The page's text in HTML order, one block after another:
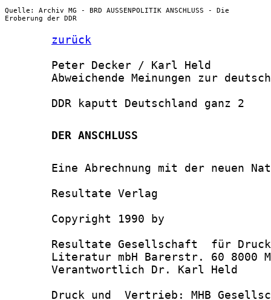
Quelle: Archiv MG - BRD AUSSENPOLITIK ANSCHLUSS - Die
Eroberung der DDR
zurück
       Peter Decker / Karl Held
Abweichende Meinungen zur
       DDR kaputt Deutschland ganz 2
       DER ANSCHLUSS